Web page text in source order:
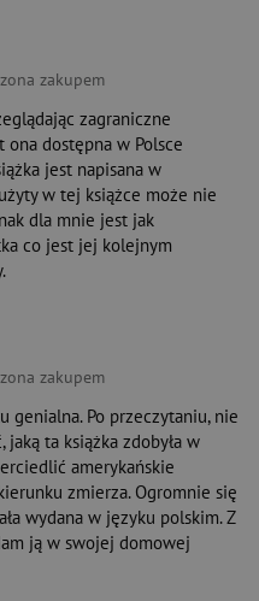
zakupem
zagraniczne
ona dostępna w Polsce
jest napisana w
w tej książce może nie
dla mnie jest jak
co jest jej kolejnym
zakupem
genialna. Po przeczytaniu, nie
ta książka zdobyła w
amerykańskie
zmierza. Ogromnie się
wydana w języku polskim. Z
ją w swojej domowej